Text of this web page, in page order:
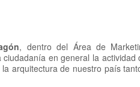
, dentro del Área de
en general la actividad
arquitectura de nuestro país